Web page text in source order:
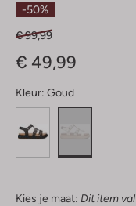
Sterren
-50%
€ 99,99
€ 49,99
Kleur: Goud
Kies je maat: Dit item